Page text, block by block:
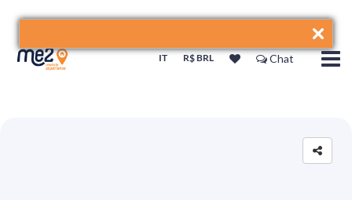
IT R$ BRL Chat